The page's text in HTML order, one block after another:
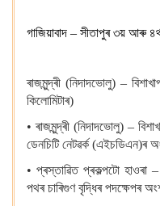
গাজিয়াবাদ – সীতাপুৰ ৩য় আৰু
ৰাজমুন্দ্ৰী (নিদাদভোলু) –
কিলোমিটাৰ)
• ৰাজমুন্দ্ৰী (নিদাদভোলু) –
ডেনচিটি নেটৱৰ্ক (এইচডিএন)ৰ
• প্ৰস্তাৱিত প্ৰকল্পটো হাওৰা
পথৰ চাৰিগুণ বৃদ্ধিৰ পদক্ষেপৰ